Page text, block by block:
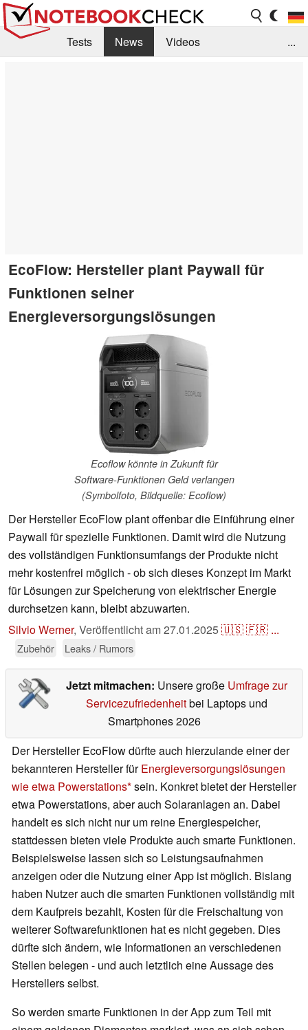
Tests News
Videos
...
EcoFlow: Hersteller plant Paywall für
Funktionen seiner
Energieversorgungslösungen
Ecoflow könnte in Zukunft für
Software-Funktionen Geld verlangen
(Symbolfoto, Bildquelle: Ecoflow)
Der Hersteller EcoFlow plant offenbar die Einführung einer
Paywall für spezielle Funktionen. Damit wird die Nutzung
des vollständigen Funktionsumfangs der Produkte nicht
mehr kostenfrei möglich - ob sich dieses Konzept im Markt
für Lösungen zur Speicherung von elektrischer Energie
durchsetzen kann, bleibt abzuwarten.
Silvio Werner, Veröffentlicht am27.01.2025🇺🇸🇫🇷 ...
Zubehör Leaks / Rumors
Jetzt mitmachen: Unsere große Umfrage zur
Servicezufriedenheitbei Laptops und
Smartphones 2026
Der Hersteller EcoFlow dürfte auch hierzulande einer der
bekannteren Hersteller fürEnergieversorgungslösungen
wie etwa Powerstations sein. Konkret bietet der Hersteller
etwa Powerstations, aber auch Solaranlagen an. Dabei
handelt es sich nicht nur um reine Energiespeicher,
stattdessen bieten viele Produkte auch smarte Funktionen.
Beispielsweise lassen sich so Leistungsaufnahmen
anzeigen oder die Nutzung einer App ist möglich. Bislang
haben Nutzer auch die smarten Funktionen vollständig mit
dem Kaufpreis bezahlt, Kosten für die Freischaltung von
weiterer Softwarefunktionen hat es nicht gegeben. Dies
dürfte sich ändern, wie Informationen an verschiedenen
Stellen belegen - und auch letztlich eine Aussage des
Herstellers selbst.
So werden smarte Funktionen in der App zum Teil mit